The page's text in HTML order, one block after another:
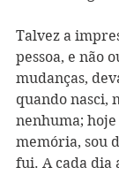
Talvez a
pessoa, e não
mudanças,
quando nasci,
nenhuma;
memória, sou
fui. A cada dia